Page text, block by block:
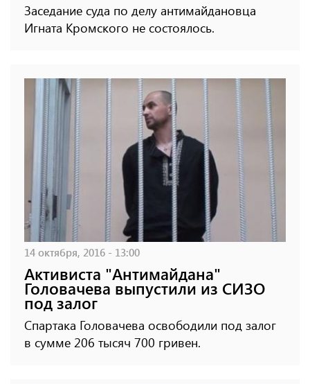
Заседание суда по делу антимайдановца
Игната Кромского не состоялось.
14 октября, 2016 - 13:00
Активиста "Антимайдана"
Головачева выпустили из СИЗО
под залог
Спартака Головачева освободили под залог
в сумме 206 тысяч 700 гривен.